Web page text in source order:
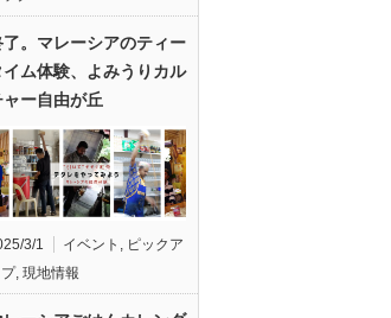
了。マレーシアのティー
イム体験、よみうりカル
ャー自由が丘
3/1 イベント , ピックア
, 現地情報